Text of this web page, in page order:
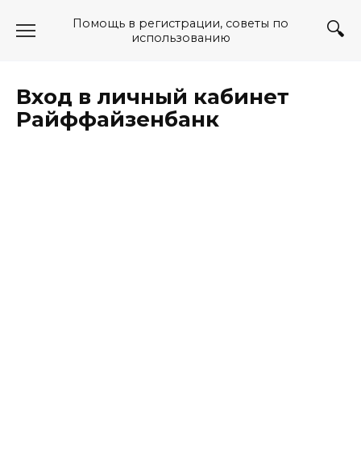
Помощь в регистрации, советы по
использованию
Вход в личный кабинет
Райффайзенбанк